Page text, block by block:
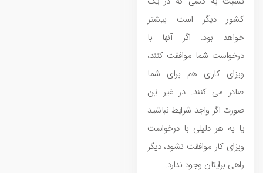
کشور دیگر است بیشتر
خواهد بود. اگر آنها با
درخواست شما موافقت کنند،
ویزای کاری هم برای شما
صادر می‌ کنند. در غیر این
صورت اگر واجد شرایط نباشید
یا به هر دلیلی با درخواست
ویزای کار موافقت نشود، دیگر
راهی برایتان وجود ندارد.